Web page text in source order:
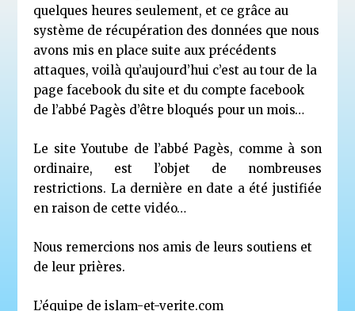
quelques heures seulement, et ce grâce au
système de récupération des données que nous
avons mis en place suite aux précédents
attaques, voilà qu’aujourd’hui c’est au tour de la
page facebook du site et du compte facebook
de l’abbé Pagès d’être bloqués pour un mois…
Le site Youtube de l’abbé Pagès, comme à son
ordinaire, est l’objet de nombreuses
restrictions. La dernière en date a été justifiée
en raison de cette vidéo…
Nous remercions nos amis de leurs soutiens et
de leur prières.
L’équipe de islam-et-verite.com